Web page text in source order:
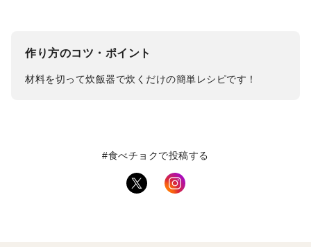
作り方のコツ・ポイント
材料を切って炊飯器で炊くだけの簡単レシピです！
#食べチョクで投稿する